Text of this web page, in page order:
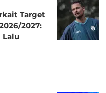
Target
2027:
Lalu